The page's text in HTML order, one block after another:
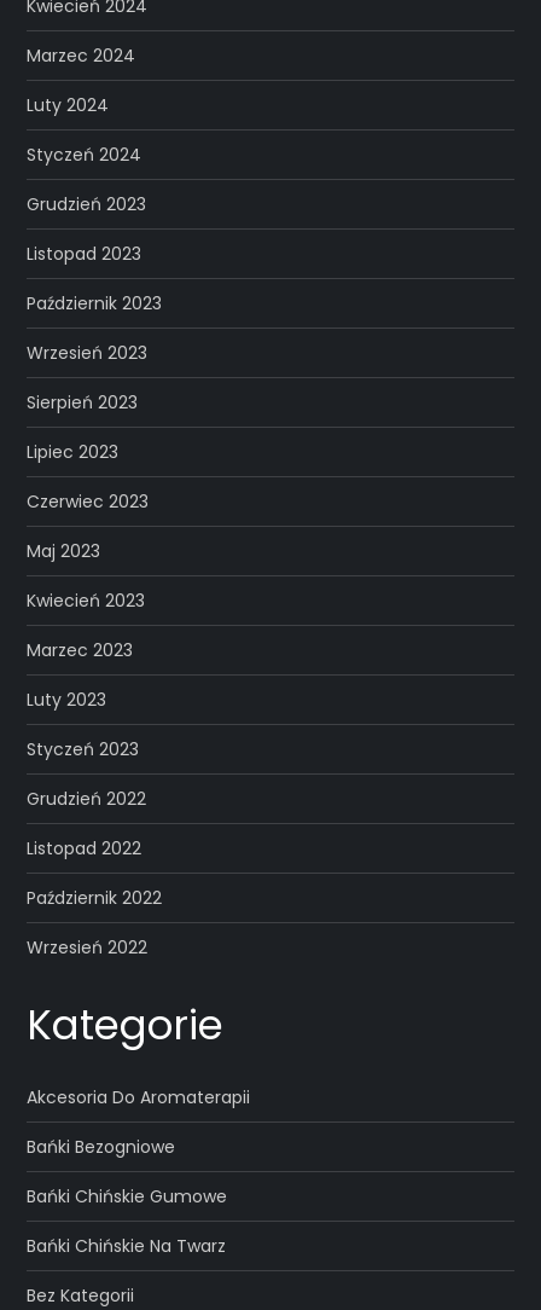
Kwiecień 2024
Marzec 2024
Luty 2024
Styczeń 2024
Grudzień 2023
Listopad 2023
Październik 2023
Wrzesień 2023
Sierpień 2023
Lipiec 2023
Czerwiec 2023
Maj 2023
Kwiecień 2023
Marzec 2023
Luty 2023
Styczeń 2023
Grudzień 2022
Listopad 2022
Październik 2022
Wrzesień 2022
Kategorie
Akcesoria Do Aromaterapii
Bańki Bezogniowe
Bańki Chińskie Gumowe
Bańki Chińskie Na Twarz
Bez Kategorii